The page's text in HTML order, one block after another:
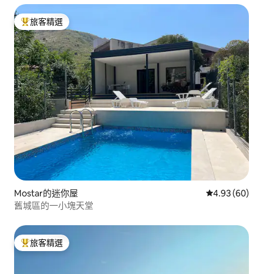
旅客精選榜首
旅客精選
Mostar的迷你屋 從 60 則評價
4.93 (60)
舊城區的一小塊天堂
旅客精選榜首
旅客精選